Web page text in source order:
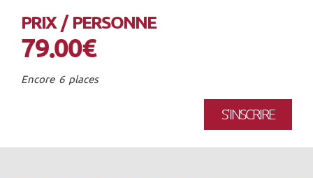
PRIX / PERSONNE
79.00€
Encore 6 places
S'INSCRIRE